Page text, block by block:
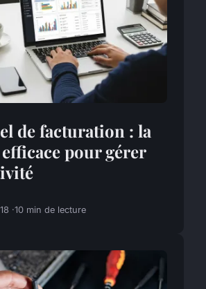
de facturation : la
pour gérer
10 min de lecture